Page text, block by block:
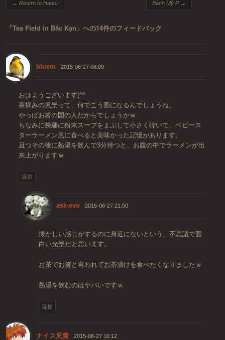
← Return to Hanoi Bánh Mỳ P →
「Tea Field in Bắc Kạn 」への14件のフィードバック
bluem 2015-06-27 08:09
おはようございます(^^
茶摘みの風景って、何でこう画になるんでしょうね。
やっぱお箸の国の人だからでしょうかｗ
ちなみに袋麺に粉末スープをまぶして小さく砕いて、ベビース
ターラーメン風に食べると美味かった記憶があります。
且つその後に熱湯を飲んで3分待つと、お腹の中でラーメンが出
来上がりますｗ
返信
ask-evo 2015-06-27 21:50
懐かしい感じがするのに身近にないという、不思議で面
白い光景だと思います。
お茶でお箸と言われてお茶漬けを食べたくなりましたｗ
熱湯を飲むのはヤバいですｗ
返信
ナイス兄貴 2015-06-27 10:12